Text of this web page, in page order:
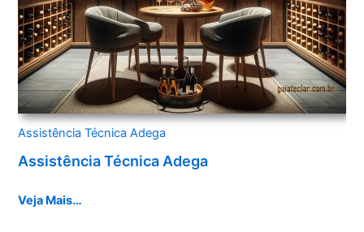
Assistência Técnica Adega
Assistência Técnica Adega
Veja Mais…